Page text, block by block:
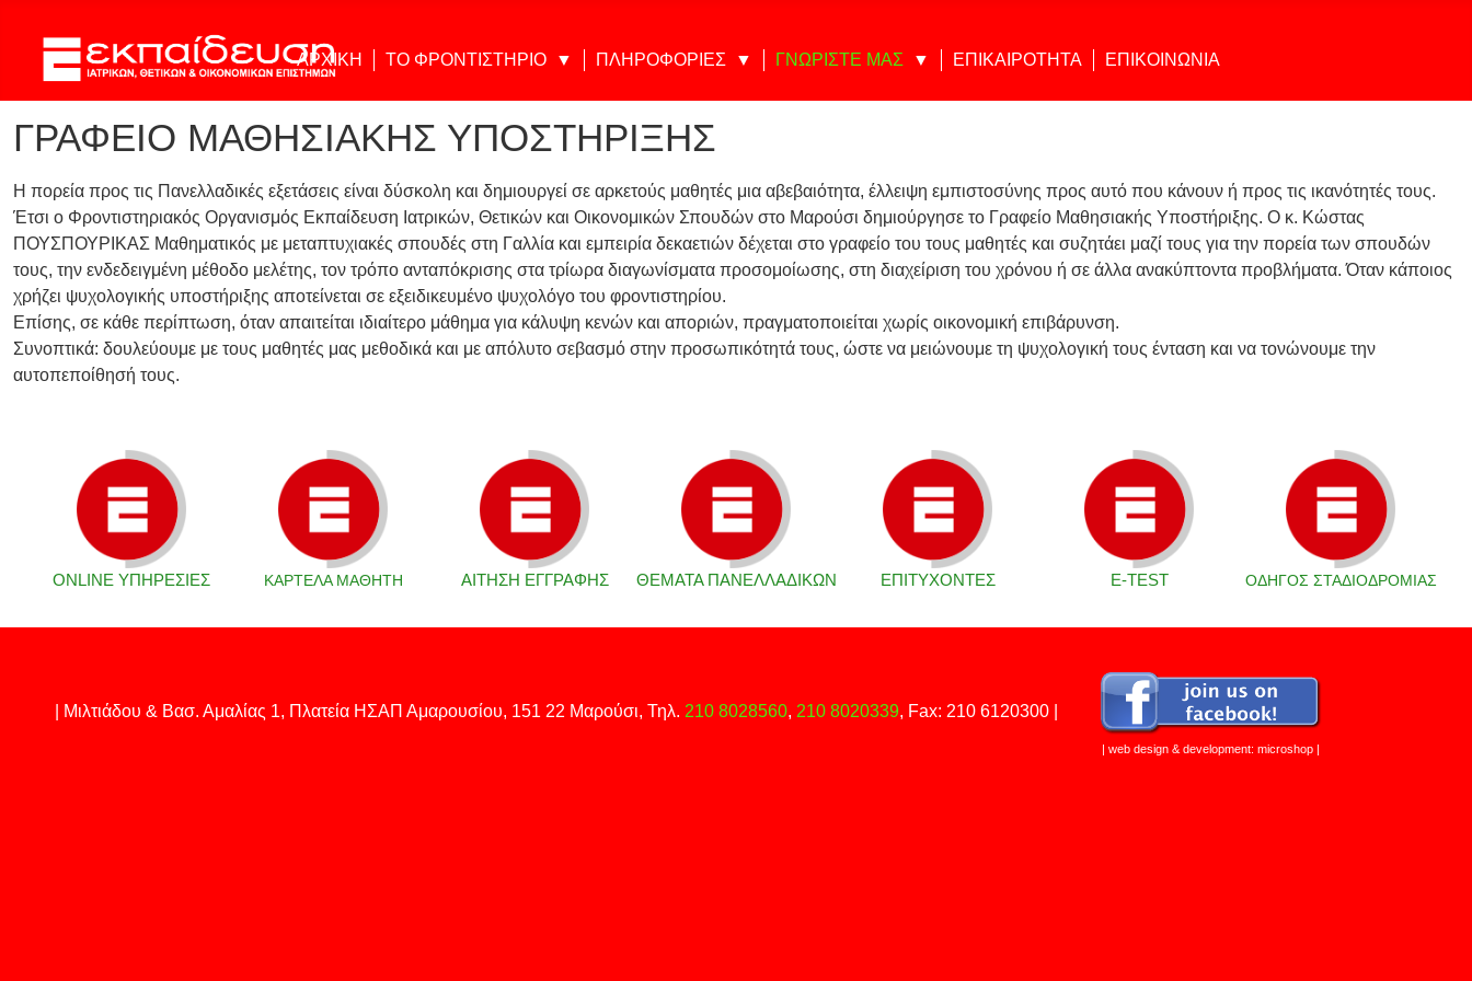
ΑΡΧΙΚΗ ΤΟ ΦΡΟΝΤΙΣΤΗΡΙΟ ΠΛΗΡΟΦΟΡΙΕΣ ΓΝΩΡΙΣΤΕ ΜΑΣ ΕΠΙΚΑΙΡΟΤΗΤΑ ΕΠΙΚΟΙΝΩΝΙΑ
ΓΡΑΦΕΙΟ ΜΑΘΗΣΙΑΚΗΣ ΥΠΟΣΤΗΡΙΞΗΣ
Η πορεία προς τις Πανελλαδικές εξετάσεις είναι δύσκολη και δημιουργεί σε αρκετούς μαθητές μια αβεβαιότητα, έλλειψη εμπιστοσύνης προς αυτό που κάνουν ή προς τις ικανότητές τους.
Έτσι ο Φροντιστηριακός Οργανισμός Εκπαίδευση Ιατρικών, Θετικών και Οικονομικών Σπουδών στο Μαρούσι δημιούργησε το Γραφείο Μαθησιακής Υποστήριξης. Ο κ. Κώστας
ΠΟΥΣΠΟΥΡΙΚΑΣ Μαθηματικός με μεταπτυχιακές σπουδές στη Γαλλία και εμπειρία δεκαετιών δέχεται στο γραφείο του τους μαθητές και συζητάει μαζί τους για την πορεία των σπουδών
τους, την ενδεδειγμένη μέθοδο μελέτης, τον τρόπο ανταπόκρισης στα τρίωρα διαγωνίσματα προσομοίωσης, στη διαχείριση του χρόνου ή σε άλλα ανακύπτοντα προβλήματα. Όταν κάποιος
χρήζει ψυχολογικής υποστήριξης αποτείνεται σε εξειδικευμένο ψυχολόγο του φροντιστηρίου.
Επίσης, σε κάθε περίπτωση, όταν απαιτείται ιδιαίτερο μάθημα για κάλυψη κενών και αποριών, πραγματοποιείται χωρίς οικονομική επιβάρυνση.
Συνοπτικά: δουλεύουμε με τους μαθητές μας μεθοδικά και με απόλυτο σεβασμό στην προσωπικότητά τους, ώστε να μειώνουμε τη ψυχολογική τους ένταση και να τονώνουμε την
αυτοπεποίθησή τους.
ONLINE ΥΠΗΡΕΣΙΕΣ ΚΑΡΤΕΛΑ ΜΑΘΗΤΗ ΑΙΤΗΣΗ ΕΓΓΡΑΦΗΣ ΘΕΜΑΤΑ ΠΑΝΕΛΛΑΔΙΚΩΝ ΕΠΙΤΥΧΟΝΤΕΣ Ε-TEST ΟΔΗΓΟΣ ΣΤΑΔΙΟΔΡΟΜΙΑΣ
| Μιλτιάδου & Βασ. Αμαλίας 1, Πλατεία ΗΣΑΠ Αμαρουσίου, 151 22 Μαρούσι, Τηλ. 210 8028560, 210 8020339, Fax: 210 6120300|
| web design & development: microshop |